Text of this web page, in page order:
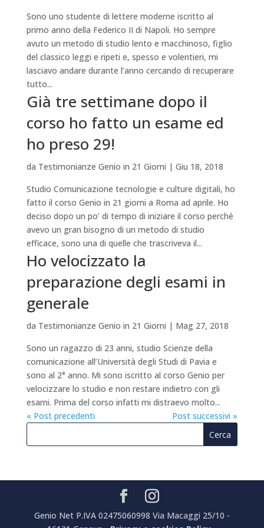
Sono uno studente di lettere moderne iscritto al
primo anno della Federico II di Napoli. Ho sempre
avuto un metodo di studio lento e macchinoso, figlio
del classico leggi e ripeti e, spesso e volentieri, mi
lasciavo andare durante l’anno cercando di recuperare
tutto...
Già tre settimane dopo il
corso ho fatto un esame ed
ho preso 29!
da Testimonianze Genio in 21 Giorni | Giu 18, 2018
Studio Comunicazione tecnologie e culture digitali, ho
fatto il corso Genio in 21 giorni a Roma ad aprile. Ho
deciso dopo un po’ di tempo di iniziare il corso perché
avevo un gran bisogno di un metodo di studio
efficace, sono una di quelle che trascriveva il...
Ho velocizzato la
preparazione degli esami in
generale
da Testimonianze Genio in 21 Giorni | Mag 27, 2018
Sono un ragazzo di 23 anni, studio Scienze della
comunicazione all’Università degli Studi di Pavia e
sono al 2° anno. Mi sono iscritto al corso Genio per
velocizzare lo studio e non restare indietro con gli
esami. Prima del corso infatti mi distraevo molto...
« Post precedenti
Post successivi »
Genio Net P.IVA 02475060998 Via Macaggi 25/10 -